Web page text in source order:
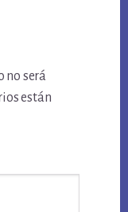
no será
están